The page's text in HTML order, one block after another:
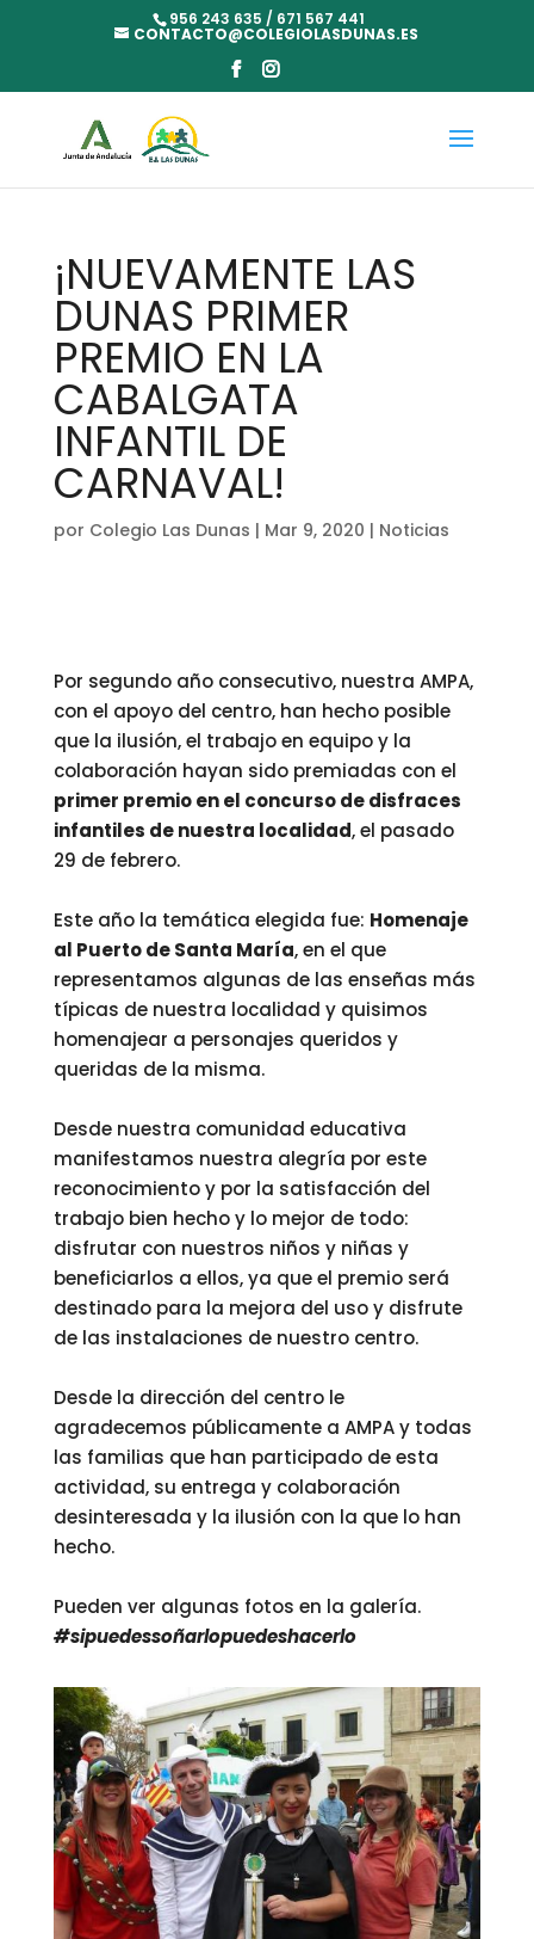
956 243 635 / 671 567 441
CONTACTO@COLEGIOLASDUNAS.ES
¡NUEVAMENTE LAS
DUNAS PRIMER
PREMIO EN LA
CABALGATA
INFANTIL DE
CARNAVAL!
por Colegio Las Dunas | Mar 9, 2020 | Noticias
Por segundo año consecutivo, nuestra AMPA,
con el apoyo del centro, han hecho posible
que la ilusión, el trabajo en equipo y la
colaboración hayan sido premiadas con el
primer premio en el concurso de disfraces
infantiles de nuestra localidad, el pasado
29 de febrero.
Este año la temática elegida fue: Homenaje
al Puerto de Santa María, en el que
representamos algunas de las enseñas más
típicas de nuestra localidad y quisimos
homenajear a personajes queridos y
queridas de la misma.
Desde nuestra comunidad educativa
manifestamos nuestra alegría por este
reconocimiento y por la satisfacción del
trabajo bien hecho y lo mejor de todo:
disfrutar con nuestros niños y niñas y
beneficiarlos a ellos, ya que el premio será
destinado para la mejora del uso y disfrute
de las instalaciones de nuestro centro.
Desde la dirección del centro le
agradecemos públicamente a AMPA y todas
las familias que han participado de esta
actividad, su entrega y colaboración
desinteresada y la ilusión con la que lo han
hecho.
Pueden ver algunas fotos en la galería.
#sipuedessoñarlopuedeshacerlo